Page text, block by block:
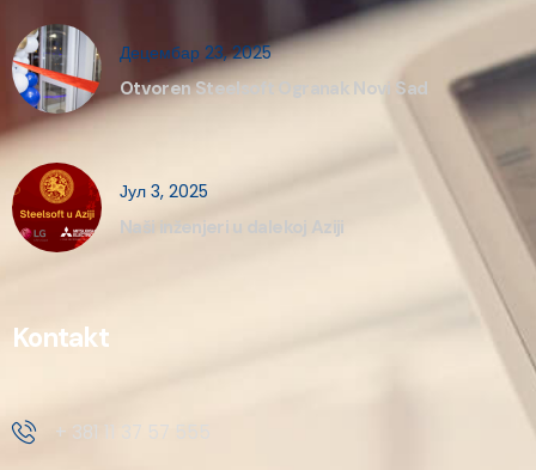
Децембар 23, 2025
Otvoren Steelsoft Ogranak Novi Sad
Јул 3, 2025
Naši inženjeri u dalekoj Aziji
Kontakt
+ 381 11 37 57 555